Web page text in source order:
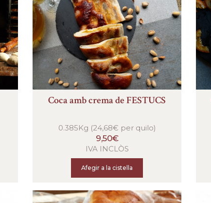
Coca amb crema de FESTUCS
0.385Kg (24,68€ per quilo)
9,50€
IVA INCLÒS
Afegir a la cistella